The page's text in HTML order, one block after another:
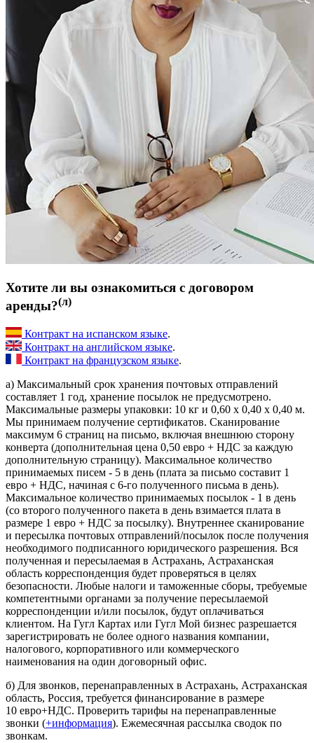
Хотите ли вы ознакомиться с договором
аренды?(л)
Контракт на испанском языке.
Контракт на английском языке.
Контракт на французском языке.
a) Максимальный срок хранения почтовых отправлений
составляет 1 год, хранение посылок не предусмотрено.
Максимальные размеры упаковки: 10 кг и 0,60 х 0,40 х 0,40 м.
Мы принимаем получение сертификатов. Сканирование
максимум 6 страниц на письмо, включая внешнюю сторону
конверта (дополнительная цена 0,50 евро + НДС за каждую
дополнительную страницу). Максимальное количество
принимаемых писем - 5 в день (плата за письмо составит 1
евро + НДС, начиная с 6-го полученного письма в день).
Максимальное количество принимаемых посылок - 1 в день
(со второго полученного пакета в день взимается плата в
размере 1 евро + НДС за посылку). Внутреннее сканирование
и пересылка почтовых отправлений/посылок после получения
необходимого подписанного юридического разрешения. Вся
полученная и пересылаемая в Астрахань, Астраханская
область корреспонденция будет проверяться в целях
безопасности. Любые налоги и таможенные сборы, требуемые
компетентными органами за получение пересылаемой
корреспонденции и/или посылок, будут оплачиваться
клиентом. На Гугл Картах или Гугл Мой бизнес разрешается
зарегистрировать не более одного названия компании,
налогового, корпоративного или коммерческого
наименования на один договорный офис.
б) Для звонков, перенаправленных в Астрахань, Астраханская
область, Россия, требуется финансирование в размере
10 евро+НДС. Проверить тарифы на перенаправленные
звонки (+информация). Ежемесячная рассылка сводок по
звонкам.